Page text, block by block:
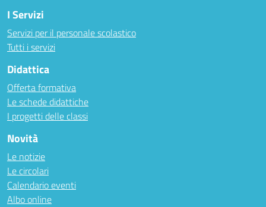
I Servizi
Servizi per il personale scolastico
Tutti i servizi
Didattica
Offerta formativa
Le schede didattiche
I progetti delle classi
Novità
Le notizie
Le circolari
Calendario eventi
Albo online